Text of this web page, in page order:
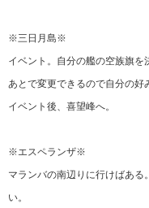
※三日月島※
イベント。自分の艦の空族旗を
あとで変更できるので自分の好
イベント後、喜望峰へ。
※エスペランザ※
マランバの南辺りに行けばあ
い。